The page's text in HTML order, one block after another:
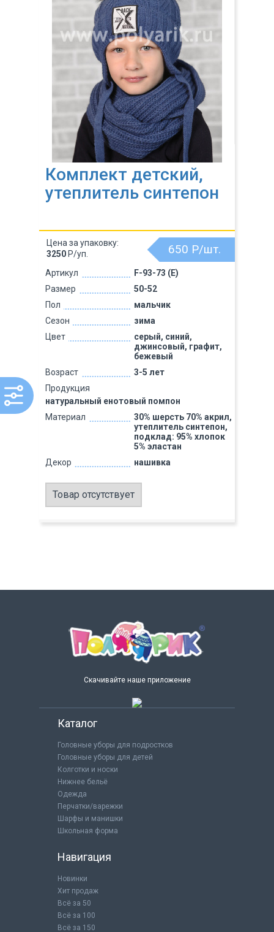
Комплект детский,
утеплитель синтепон
Артикул
F-93-73 (Е)
Размер
50-52
Пол
мальчик
Сезон
зима
Цвет
серый, синий,
джинсовый, графит,
бежевый
Возраст
3-5 лет
Продукция
натуральный енотовый помпон
Материал
30% шерсть 70% акрил,
утеплитель синтепон,
подклад: 95% хлопок
5% эластан
Декор
нашивка
650 Р/шт.
Цена за упаковку:
3250 Р/уп.
Товар отсутствует
Скачивайте наше приложение
Каталог
Головные уборы для подростков
Головные уборы для детей
Колготки и носки
Нижнее бельё
Одежда
Перчатки/варежки
Шарфы и манишки
Школьная форма
Навигация
Новинки
Хит продаж
Всё за 50
Всё за 100
Всё за 150